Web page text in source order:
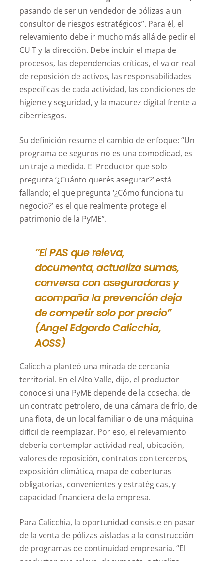
pasando de ser un vendedor de pólizas a un
consultor de riesgos estratégicos”. Para él, el
relevamiento debe ir mucho más allá de pedir el
CUIT y la dirección. Debe incluir el mapa de
procesos, las dependencias críticas, el valor real
de reposición de activos, las responsabilidades
específicas de cada actividad, las condiciones de
higiene y seguridad, y la madurez digital frente a
ciberriesgos.
Su definición resume el cambio de enfoque: “Un
programa de seguros no es una comodidad, es
un traje a medida. El Productor que solo
pregunta ‘¿Cuánto querés asegurar?’ está
fallando; el que pregunta ‘¿Cómo funciona tu
negocio?’ es el que realmente protege el
patrimonio de la PyME”.
“El PAS que releva,
documenta, actualiza sumas,
conversa con aseguradoras y
acompaña la prevención deja
de competir solo por precio”
(Angel Edgardo Calicchia,
AOSS)
Calicchia planteó una mirada de cercanía
territorial. En el Alto Valle, dijo, el productor
conoce si una PyME depende de la cosecha, de
un contrato petrolero, de una cámara de frío, de
una flota, de un local familiar o de una máquina
difícil de reemplazar. Por eso, el relevamiento
debería contemplar actividad real, ubicación,
valores de reposición, contratos con terceros,
exposición climática, mapa de coberturas
obligatorias, convenientes y estratégicas, y
capacidad financiera de la empresa.
Para Calicchia, la oportunidad consiste en pasar
de la venta de pólizas aisladas a la construcción
de programas de continuidad empresaria. “El